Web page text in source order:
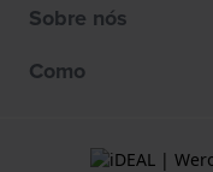
Sobre nós
Como